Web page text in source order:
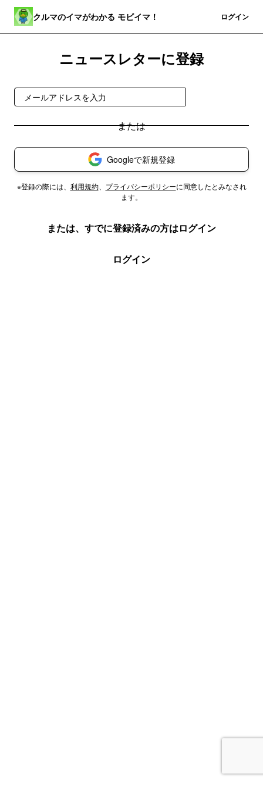
クルマのイマがわかる モビイマ！ ログイン
ニュースレターに登録
Googleで新規登録
※登録の際には、 利用規約、 プライバシーポリシーに同意したとみなされ
ます。
または、すでに登録済みの方はログイン
ログイン